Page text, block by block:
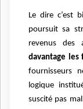
Le dire c’est
poursuit sa
revenus des
davantage les
fournisseurs
logique
suscité pas